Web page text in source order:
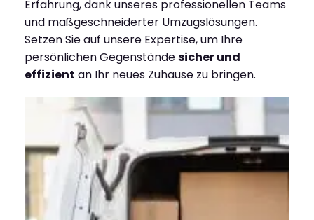
Erfahrung, dank unseres professionellen Teams
und maßgeschneiderter Umzugslösungen.
Setzen Sie auf unsere Expertise, um Ihre
persönlichen Gegenständesicher und
effizient an Ihr neues Zuhause zu bringen.